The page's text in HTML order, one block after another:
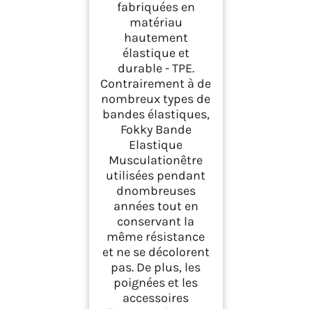
fabriquées en
matériau
hautement
élastique et
durable - TPE.
Contrairement à de
nombreux types de
bandes élastiques,
Fokky Bande
Elastique
Musculationêtre
utilisées pendant
dnombreuses
années tout en
conservant la
même résistance
et ne se décolorent
pas. De plus, les
poignées et les
accessoires